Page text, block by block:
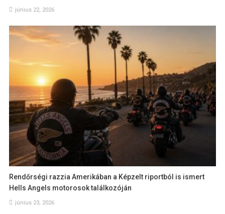
június 22, 2026
Rendőrségi razzia Amerikában a Képzelt riportból is ismert
Hells Angels motorosok találkozóján
június 23, 2026